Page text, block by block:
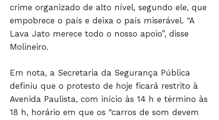
HOME
POLÍCIA
ESPORTES
ECONOMIA
crime organizado de alto nível, segundo ele, que
empobrece o país e deixa o país miserável. “A
Lava Jato merece todo o nosso apoio”, disse
Molineiro.
Em nota, a Secretaria da Segurança Pública
definiu que o protesto de hoje ficará restrito à
Avenida Paulista, com início às 14 h e término às
18 h, horário em que os “carros de som devem